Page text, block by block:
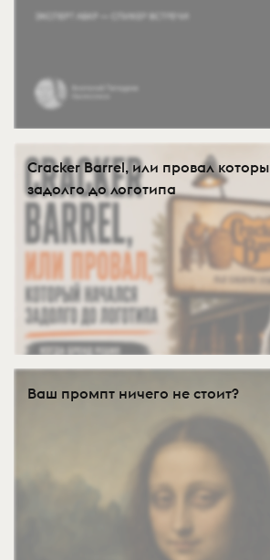
Cracker Barrel, или провал
задолго до логотипа
Ваш промпт ничего не стоит?